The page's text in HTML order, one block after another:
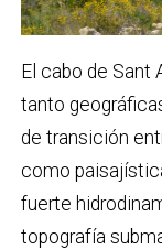
El cabo de Sant
tanto
de transición
como
fuerte
topografía